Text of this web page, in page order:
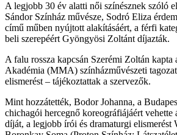
A legjobb 30 év alatti női színésznek szóló
Sándor Színház művésze, Sodró Eliza
című műben nyújtott alakításáért, a férfi
beli szerepéért Gyöngyösi Zoltánt díjazták.
A falu rossza kapcsán Szerémi Zoltán
Akadémia (MMA) színházművészeti
elismerést – tájékoztattak a szervezők.
Mint hozzátették, Bodor Johanna, a
chichagói hercegnő koreográfiájáért vehette
díját, a legjobb írói és dramaturgi elismerést